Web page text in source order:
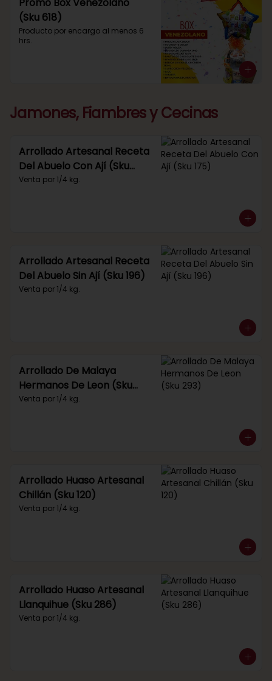
(Sku 618)
Producto por encargo al menos 6
hrs.
Jamones, Fiambres y Cecinas
Arrollado Artesanal Receta
Del Abuelo Con Ají (Sku
175)
Venta por 1/4 kg.
Arrollado Artesanal Receta
Del Abuelo Sin Ají (Sku 196)
Venta por 1/4 kg.
Arrollado De Malaya
Hermanos De Leon (Sku
293)
Venta por 1/4 kg.
Arrollado Huaso Artesanal
Chillán (Sku 120)
Venta por 1/4 kg.
Arrollado Huaso Artesanal
Llanquihue (Sku 286)
Venta por 1/4 kg.